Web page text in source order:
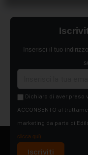
Inserisci il tuo
Dichiaro di aver preso
ACCONSENTO al
marketing da parte di
clicca qui).
Iscriviti